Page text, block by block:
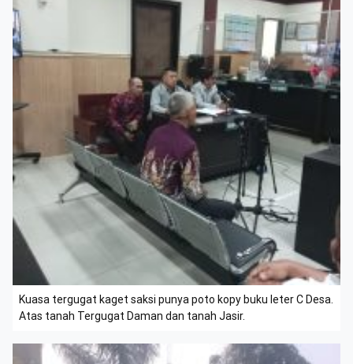
Kuasa tergugat kaget saksi punya poto kopy buku leter C Desa.
Atas tanah Tergugat Daman dan tanah Jasir.